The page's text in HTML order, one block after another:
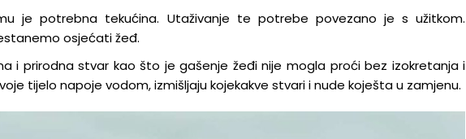
je potrebna tekućina. Utaživanje te potrebe povezano je s užitkom.
osjećati žeđ.
i prirodna stvar kao što je gašenje žeđi nije mogla proći bez izokretanja i
tijelo napoje vodom, izmišljaju kojekakve stvari i nude koješta u zamjenu.